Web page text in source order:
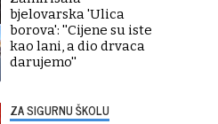
bjelovarska 'Ulica
borova': ''Cijene su iste
kao lani, a dio drvaca
darujemo''
ZA SIGURNU ŠKOLU